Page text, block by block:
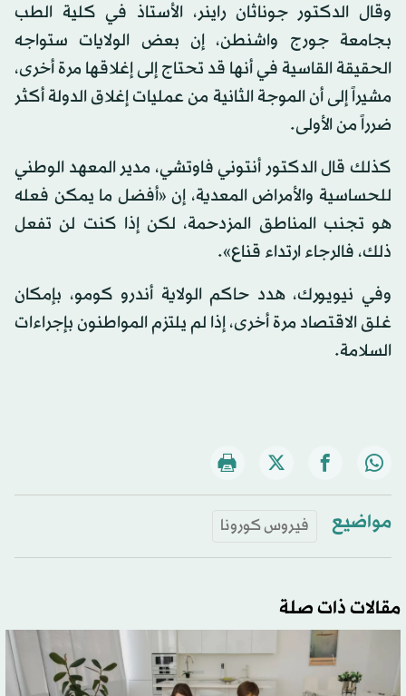
وقال الدكتور جوناثان راينر، الأستاذ في كلية الطب
بجامعة جورج واشنطن، إن بعض الولايات ستواجه
الحقيقة القاسية في أنها قد تحتاج إلى إغلاقها مرة أخرى،
مشيراً إلى أن الموجة الثانية من عمليات إغلاق الدولة أكثر
ضرراً من الأولى.
كذلك قال الدكتور أنتوني فاوتشي، مدير المعهد الوطني
للحساسية والأمراض المعدية، إن «أفضل ما يمكن فعله
هو تجنب المناطق المزدحمة، لكن إذا كنت لن تفعل
ذلك، فالرجاء ارتداء قناع».
وفي نيويورك، هدد حاكم الولاية أندرو كومو، بإمكان
غلق الاقتصاد مرة أخرى، إذا لم يلتزم المواطنون بإجراءات
السلامة.
مواضيع فيروس كورونا
مقالات ذات صلة